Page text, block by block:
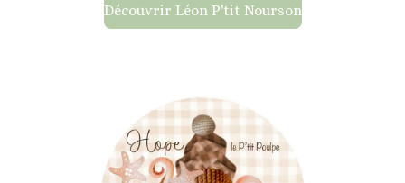
Découvrir Léon P'tit Nourson